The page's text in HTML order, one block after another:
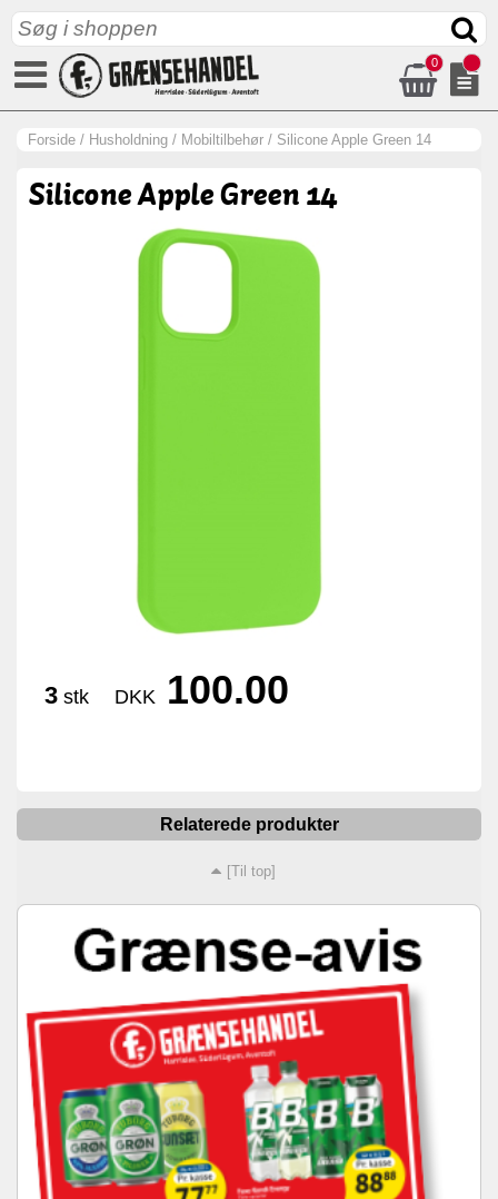
0
Forside / Husholdning / Mobiltilbehør / Silicone Apple Green 14
Silicone Apple Green 14
3 stk DKK 100.00
Relaterede produkter
[Til top]